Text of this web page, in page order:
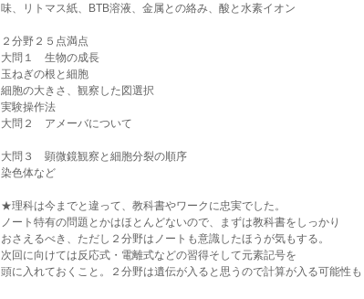
味、リトマス紙、BTB溶液、金属との絡み、酸と水素イオン
２分野２５点満点
大問１　生物の成長
玉ねぎの根と細胞
細胞の大きさ、観察した図選択
実験操作法
大問２　アメーバについて
大問３　顕微鏡観察と細胞分裂の順序
染色体など
★理科は今までと違って、教科書やワークに忠実でした。
ノート特有の問題とかはほとんどないので、まずは教科書をしっかり
おさえるべき、ただし２分野はノートも意識したほうが気もする。
次回に向けては反応式・電離式などの習得そして元素記号を
頭に入れておくこと。２分野は遺伝が入ると思うので計算が入る可能性も